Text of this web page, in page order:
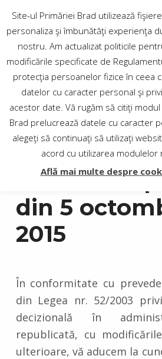
PRIMĂRIA
MUNICIPIULUI
Site-ul oficial al
Brad
Dezbatere
din 5
2015
În conformitate cu
din Legea nr. 52/2003
decizională în
republicată, cu
ulterioare, vă aducem la
Site-ul Primăriei Brad utilizează
personaliza şi îmbunătăţi experienţa
nostru. Am actualizat politicile
modificările specificate de
protecţia persoanelor fizice în ceea
datelor cu caracter personal şi
acestor date. Vă rugăm să citiţi
Brad prelucrează datele cu caracter
alegeţi să continuaţi să utilizaţi
acord cu utilizarea modulelor
Află mai multe despre